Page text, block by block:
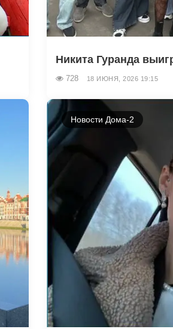
Никита Гуранда
728 18 ИЮНЯ, 2026 19:15
Новости Дома-2